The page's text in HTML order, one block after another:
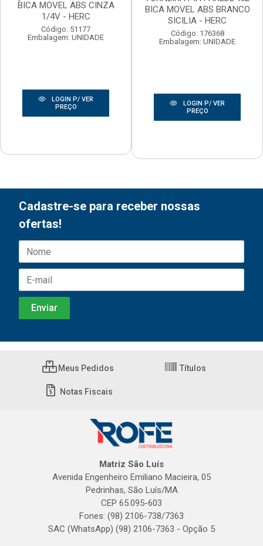
BICA MOVEL ABS CINZA
1/4V - HERC
Código: 51177
Embalagem: UNIDADE
LOGIN P/ VER
PREÇO
BICA MOVEL ABS BRANCO
SICILIA - HERC
Código: 176368
Embalagem: UNIDADE
LOGIN P/ VER
PREÇO
Cadastre-se para receber nossas
ofertas!
Meus Pedidos Títulos
Notas Fiscais
Matriz São Luís
Avenida Engenheiro Emiliano Macieira, 05
Pedrinhas, São Luís/MA
CEP 65.095-603
Fones: (98) 2106-738/7363
SAC (WhatsApp) (98) 2106-7363 - Opção 5